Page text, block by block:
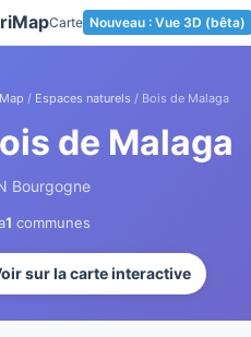
Carte Nouveau : Vue 3D (bêta)
/ Espaces naturels / Bois de Malaga
de Malaga
Bourgogne
1 communes
sur la carte interactive